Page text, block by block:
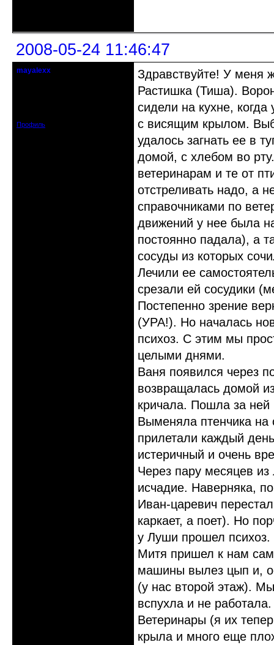
2008-05-24 11:46:47
mayalexx
Профиль
Здравствуйте! У меня
Растишка (Тиша).
сидели на кухне,
с висящим крылом.
удалось загнать ее в
домой, с хлебом во
ветеринарам и те от
отстреливать надо, а
справочниками по
движений у нее была
постоянно падала), а
сосуды из которых
Лечили ее
срезали ей сосудики
Постепенно зрение
(УРА!). Но началась
психоз. С этим мы
целыми днями.
Ваня появился через
возвращалась домой
кричала. Пошла за
Выменяла птенчика
прилетали каждый
истеричный и очень
Через пару месяцев из
исчадие. Наверняка,
Иван-царевич
каркает, а поет). Но
у Луши прошел психоз.
Митя пришел к нам
машины вылез цып и,
(у нас второй этаж).
вспухла и не
Ветеринары (я их
крыла и много еще